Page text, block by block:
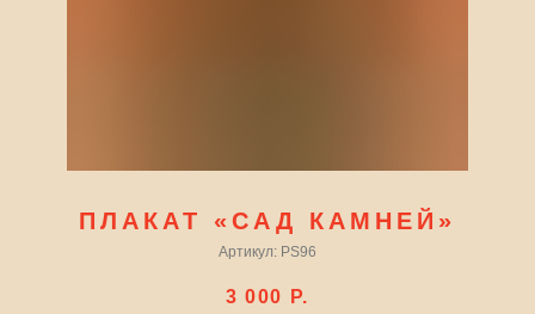
ПЛАКАТ «САД КАМНЕЙ»
Артикул: PS96
3 000 Р.